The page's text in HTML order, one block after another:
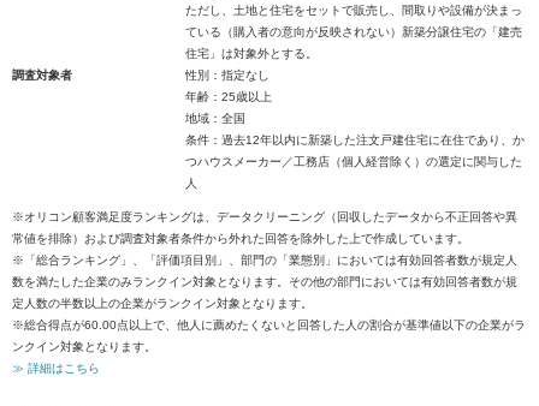
ただし、土地と住宅をセットで販売し、間取りや設備が決まっ
ている（購入者の意向が反映されない）新築分譲住宅の「建売
住宅」は対象外とする。
調査対象者
性別：指定なし
年齢：25歳以上
地域：全国
条件：過去12年以内に新築した注文戸建住宅に在住であり、か
つハウスメーカー／工務店（個人経営除く）の選定に関与した
人
※オリコン顧客満足度ランキングは、データクリーニング（回収したデータから不正回答や異
常値を排除）および調査対象者条件から外れた回答を除外した上で作成しています。
※「総合ランキング」、「評価項目別」、部門の「業態別」においては有効回答者数が規定人
数を満たした企業のみランクイン対象となります。その他の部門においては有効回答者数が規
定人数の半数以上の企業がランクイン対象となります。
※総合得点が60.00点以上で、他人に薦めたくないと回答した人の割合が基準値以下の企業がラ
ンクイン対象となります。
≫ 詳細はこちら